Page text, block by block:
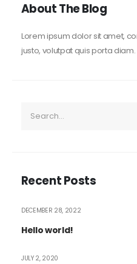
About The Blog
Lorem ipsum dolor sit amet,
justo, volutpat quis porta diam.
Recent Posts
Hello world!
DECEMBER 28, 2022
JULY 2, 2020